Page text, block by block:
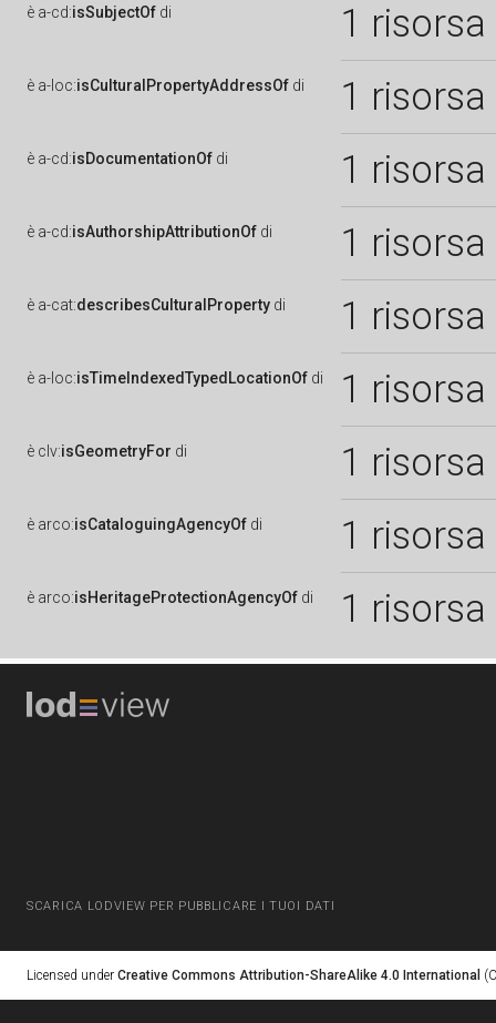
è a-cd:isSubjectOf di 1 risorsa
è a-loc:isCulturalPropertyAddressOf di 1 risorsa
è a-cd:isDocumentationOf di 1 risorsa
è a-cd:isAuthorshipAttributionOf di 1 risorsa
è a-cat:describesCulturalProperty di 1 risorsa
è a-loc:isTimeIndexedTypedLocationOf di 1 risorsa
è clv:isGeometryFor di 1 risorsa
è arco:isCataloguingAgencyOf di 1 risorsa
è arco:isHeritageProtectionAgencyOf di 1 risorsa
SCARICA LODVIEW PER PUBBLICARE I TUOI DATI
Licensed under Creative Commons Attribution-ShareAlike 4.0 International